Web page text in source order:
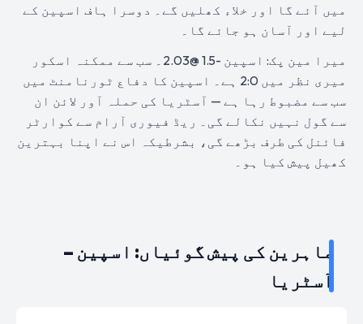
میں آئے گا اور خلاء کھلیں گے۔ دوسرا ہاف اسپین کے
لیے اور آسان ہو جائے گا۔
میرا مین پک: اسپین -1.5 @2.03۔ سب سے ممکنہ اسکور
میری نظر میں 2:0 ہے۔ اسپین کا دفاع ٹورنامنٹ میں
سب سے مضبوط رہا ہے — آسٹریا کی حملہ آور لائن ان
سے گول نہیں نکالے گی۔ ریڈ فیوری آرام سے کوارٹر
فائنل کی طرف بڑھے گی، بشرطیکہ اس نے اپنا بہترین
کھیل پیش کیا ہو۔
ماہرین کی پیش گوئیاں: اسپین –
آسٹریا